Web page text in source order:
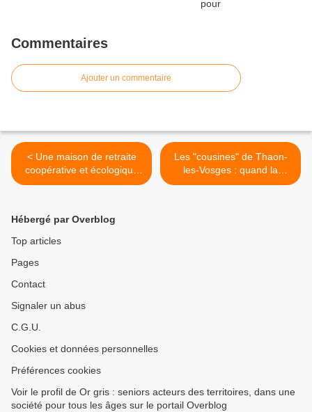
Commentaires
Ajouter un commentaire
< Une maison de retraite
coopérative et écologique
pour que « les vieux » ne
Les "cousines" de Thaon-
les-Vosges : quand la
création artistique tisse du
Hébergé par Overblog
Top articles
Pages
Contact
Signaler un abus
C.G.U.
Cookies et données personnelles
Préférences cookies
Voir le profil de Or gris : seniors acteurs des territoires, dans une
société pour tous les âges sur le portail Overblog